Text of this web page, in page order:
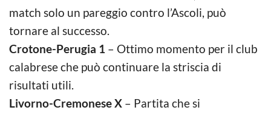
match solo un pareggio contro l’Ascoli, può
tornare al successo.
Crotone-Perugia 1 – Ottimo momento per il club
calabrese che può continuare la striscia di
risultati utili.
Livorno-Cremonese X – Partita che si